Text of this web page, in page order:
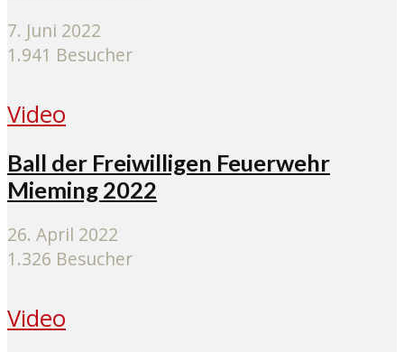
7. Juni 2022
1.941 Besucher
Video
Ball der Freiwilligen Feuerwehr
Mieming 2022
26. April 2022
1.326 Besucher
Video